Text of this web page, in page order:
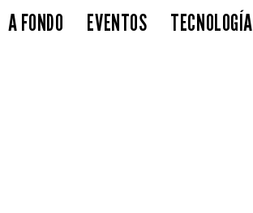
A FONDO EVENTOS TECNOLOGÍA